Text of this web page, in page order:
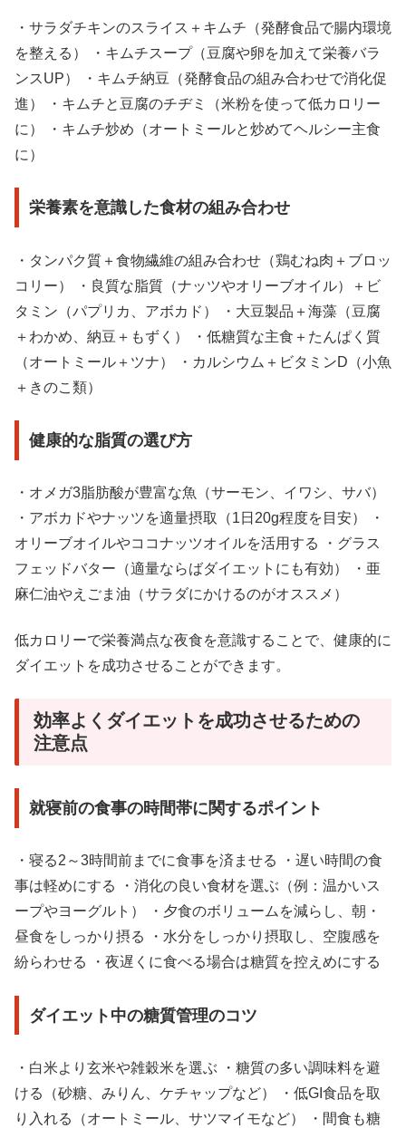
・サラダチキンのスライス＋キムチ（発酵食品で腸内環境
を整える） ・キムチスープ（豆腐や卵を加えて栄養バラ
ンスUP） ・キムチ納豆（発酵食品の組み合わせで消化促
進） ・キムチと豆腐のチヂミ（米粉を使って低カロリー
に） ・キムチ炒め（オートミールと炒めてヘルシー主食
に）
栄養素を意識した食材の組み合わせ
・タンパク質＋食物繊維の組み合わせ（鶏むね肉＋ブロッ
コリー） ・良質な脂質（ナッツやオリーブオイル）＋ビ
タミン（パプリカ、アボカド） ・大豆製品＋海藻（豆腐
＋わかめ、納豆＋もずく） ・低糖質な主食＋たんぱく質
（オートミール＋ツナ） ・カルシウム＋ビタミンD（小魚
＋きのこ類）
健康的な脂質の選び方
・オメガ3脂肪酸が豊富な魚（サーモン、イワシ、サバ）
・アボカドやナッツを適量摂取（1日20g程度を目安） ・
オリーブオイルやココナッツオイルを活用する ・グラス
フェッドバター（適量ならばダイエットにも有効） ・亜
麻仁油やえごま油（サラダにかけるのがオススメ）
低カロリーで栄養満点な夜食を意識することで、健康的に
ダイエットを成功させることができます。
効率よくダイエットを成功させるための
注意点
就寝前の食事の時間帯に関するポイント
・寝る2～3時間前までに食事を済ませる ・遅い時間の食
事は軽めにする ・消化の良い食材を選ぶ（例：温かいス
ープやヨーグルト） ・夕食のボリュームを減らし、朝・
昼食をしっかり摂る ・水分をしっかり摂取し、空腹感を
紛らわせる ・夜遅くに食べる場合は糖質を控えめにする
ダイエット中の糖質管理のコツ
・白米より玄米や雑穀米を選ぶ ・糖質の多い調味料を避
ける（砂糖、みりん、ケチャップなど） ・低GI食品を取
り入れる（オートミール、サツマイモなど） ・間食も糖